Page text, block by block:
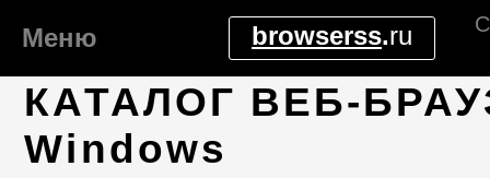
КАТАЛОГ ВЕБ-
Windows
browserss.ru
Меню